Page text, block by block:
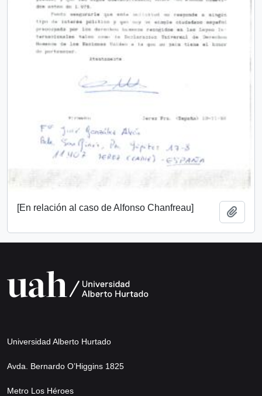
[En relación al caso de Alfonso Chanfreau]
Universidad Alberto Hurtado
Avda. Bernardo O’Higgins 1825
Metro Los Héroes